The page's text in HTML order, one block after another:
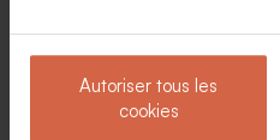
Autoriser tous les
cookies
Cadeau baptême
Cadre photo naissance